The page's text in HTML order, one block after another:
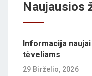
Naujausios
Informacija
tėveliams
29 Birželio, 2026